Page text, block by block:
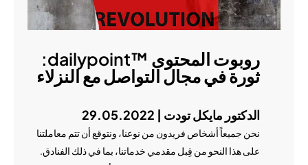
روبوت المحتوى ™dailypoint:
ثورة في مجال التواصل مع النزلاء
الدكتور مايكل تودت | 29.05.2022
نحن جميعاً أشخاص فريدون من نوعنا، ونتوقع أن تتم معاملتنا
على هذا النحو من قِبل مقدمي خدماتنا، بما في ذلك الفنادق.